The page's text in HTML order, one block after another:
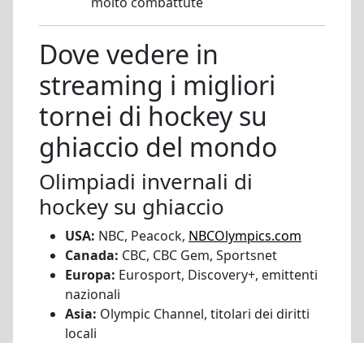
Dove vedere in
streaming i migliori
tornei di hockey su
ghiaccio del mondo
Olimpiadi invernali di
hockey su ghiaccio
USA: NBC, Peacock, NBCOlympics.com
Canada: CBC, CBC Gem, Sportsnet
Europa: Eurosport, Discovery+, emittenti
nazionali
Asia: Olympic Channel, titolari dei diritti
locali